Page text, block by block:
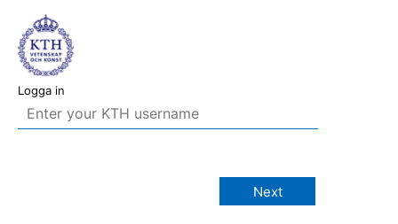
Logga in
Next